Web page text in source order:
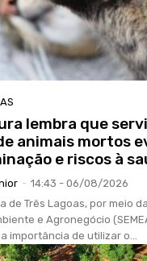
lembra que
animais mortos
e riscos à
- 14:43 - 06/08/2026
de Três Lagoas, por meio
e Agronegócio
importância de utilizar o...